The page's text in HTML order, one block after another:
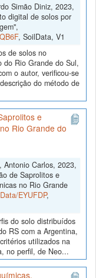
Simão Diniz, 2023,
digital de solos por
, SoilData, V1
de solos no
do Rio Grande do Sul,
o autor, verificou-se
do método de
e
Rio Grande do
Antonio Carlos, 2023,
de Saprolitos e
no Rio Grande
EYUFDP,
do solo distribuídos
RS com a Argentina,
utilizados na
no perfil, de Neo...